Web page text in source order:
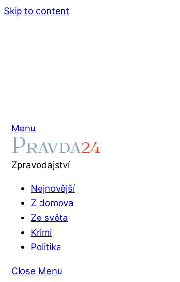
Skip to content
Menu
Zpravodajství
Nejnovější
Z domova
Ze světa
Krimi
Politika
Close Menu